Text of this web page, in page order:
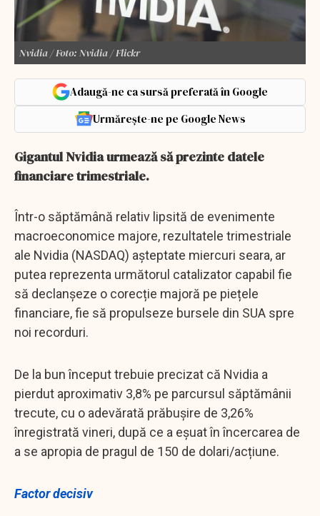
Nvidia / Foto: Nvidia / Flickr
Adaugă-ne ca sursă preferată în Google
Urmărește-ne pe Google News
Gigantul Nvidia urmează să prezinte datele
financiare trimestriale.
Într-o săptămână relativ lipsită de evenimente
macroeconomice majore, rezultatele trimestriale
ale Nvidia (NASDAQ) așteptate miercuri seara, ar
putea reprezenta următorul catalizator capabil fie
să declanșeze o corecție majoră pe piețele
financiare, fie să propulseze bursele din SUA spre
noi recorduri.
De la bun început trebuie precizat că Nvidia a
pierdut aproximativ 3,8% pe parcursul săptămânii
trecute, cu o adevărată prăbușire de 3,26%
înregistrată vineri, după ce a eșuat în încercarea de
a se apropia de pragul de 150 de dolari/acțiune.
Factor decisiv